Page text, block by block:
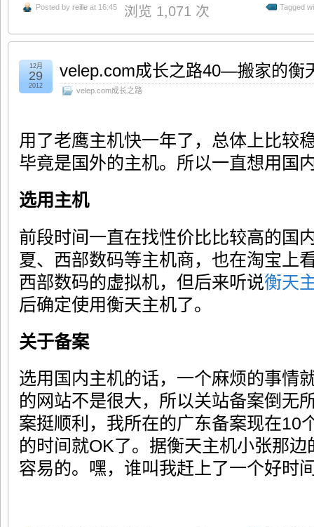
Posted by reille at 16:45 浏览 1,071 次 Tagged
velep.com成长之路40—搬家的衡
velep.com成长之路
12月
29
2012
用了老鹰主机快一年了，总体上比较
毕竟是国外的主机。所以一直想用国
选用主机
前段时间一直在找性价比比较高的国
夏、西部数码等主机商，也在淘宝上
西部数码的虚拟机，但后来听说衡天
后确定使用衡天主机了。
关于备案
选用国内主机的话，一个麻烦的事情
的网站不是很大，所以关站备案倒无
案挺顺利，我所在的广东备案现在10
的时间就OK了。据衡天主机小张那
容易的。嘿，谁叫我赶上了一个好时